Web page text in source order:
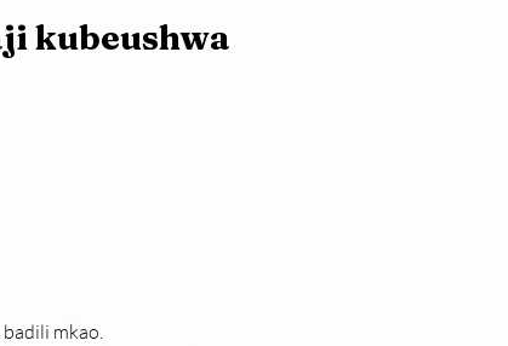
kubeushwa
mkao.